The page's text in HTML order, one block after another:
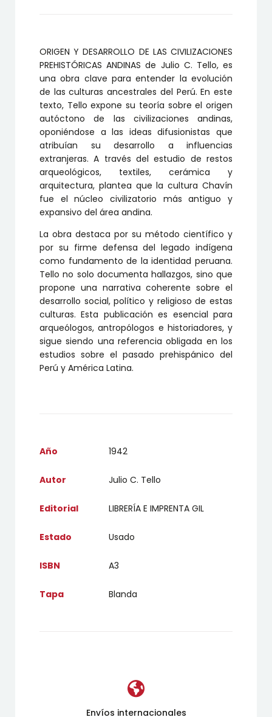
ORIGEN Y DESARROLLO DE LAS CIVILIZACIONES
PREHISTÓRICAS ANDINAS de Julio C. Tello, es
una obra clave para entender la evolución
de las culturas ancestrales del Perú. En este
texto, Tello expone su teoría sobre el origen
autóctono de las civilizaciones andinas,
oponiéndose a las ideas difusionistas que
atribuían su desarrollo a influencias
extranjeras. A través del estudio de restos
arqueológicos, textiles, cerámica y
arquitectura, plantea que la cultura Chavín
fue el núcleo civilizatorio más antiguo y
expansivo del área andina.
La obra destaca por su método científico y
por su firme defensa del legado indígena
como fundamento de la identidad peruana.
Tello no solo documenta hallazgos, sino que
propone una narrativa coherente sobre el
desarrollo social, político y religioso de estas
culturas. Esta publicación es esencial para
arqueólogos, antropólogos e historiadores, y
sigue siendo una referencia obligada en los
estudios sobre el pasado prehispánico del
Perú y América Latina.
Año 1942
Autor Julio C. Tello
Editorial LIBRERÍA E IMPRENTA GIL
Estado Usado
ISBN A3
Tapa Blanda
Envíos internacionales